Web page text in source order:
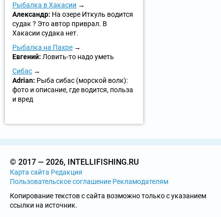
Рыбалка в Хакасии
Александр: На озере Иткуль водится
судак ? Это автор приврал. В
Хакасии судака нет.
Рыбалка на Пахре
Евгений: Ловить-то надо уметь
Сибас
Adrian: Рыба сибас (морской волк):
фото и описание, где водится, польза
и вред
© 2017 — 2026, INTELLIFISHING.RU
Карта сайта Редакция
Пользовательское соглашение Рекламодателям
Копирование текстов с сайта возможно только с указанием
ссылки на источник.